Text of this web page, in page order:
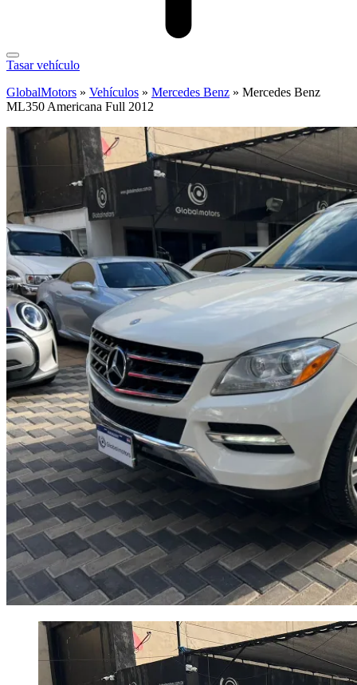
Tasar vehículo
GlobalMotors » Vehículos » Mercedes Benz » Mercedes Benz
ML350 Americana Full 2012